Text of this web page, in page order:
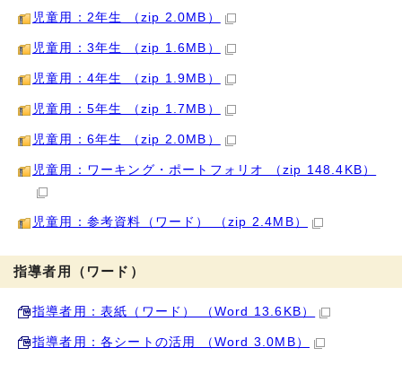
児童用：2年生 （zip 2.0MB）
児童用：3年生 （zip 1.6MB）
児童用：4年生 （zip 1.9MB）
児童用：5年生 （zip 1.7MB）
児童用：6年生 （zip 2.0MB）
児童用：ワーキング・ポートフォリオ （zip 148.4KB）
児童用：参考資料（ワード） （zip 2.4MB）
指導者用（ワード）
指導者用：表紙（ワード） （Word 13.6KB）
指導者用：各シートの活用 （Word 3.0MB）